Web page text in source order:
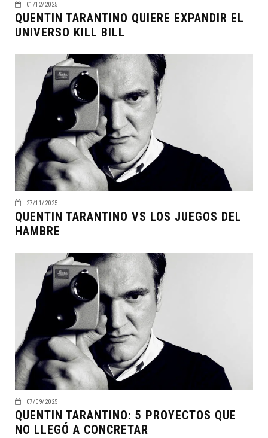
01/12/2025
QUENTIN TARANTINO QUIERE EXPANDIR EL
UNIVERSO KILL BILL
27/11/2025
QUENTIN TARANTINO VS LOS JUEGOS DEL
HAMBRE
07/09/2025
QUENTIN TARANTINO: 5 PROYECTOS QUE
NO LLEGÓ A CONCRETAR